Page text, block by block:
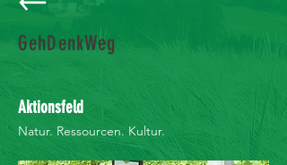
GehDenkWeg
Aktionsfeld
Natur. Ressourcen. Kultur.